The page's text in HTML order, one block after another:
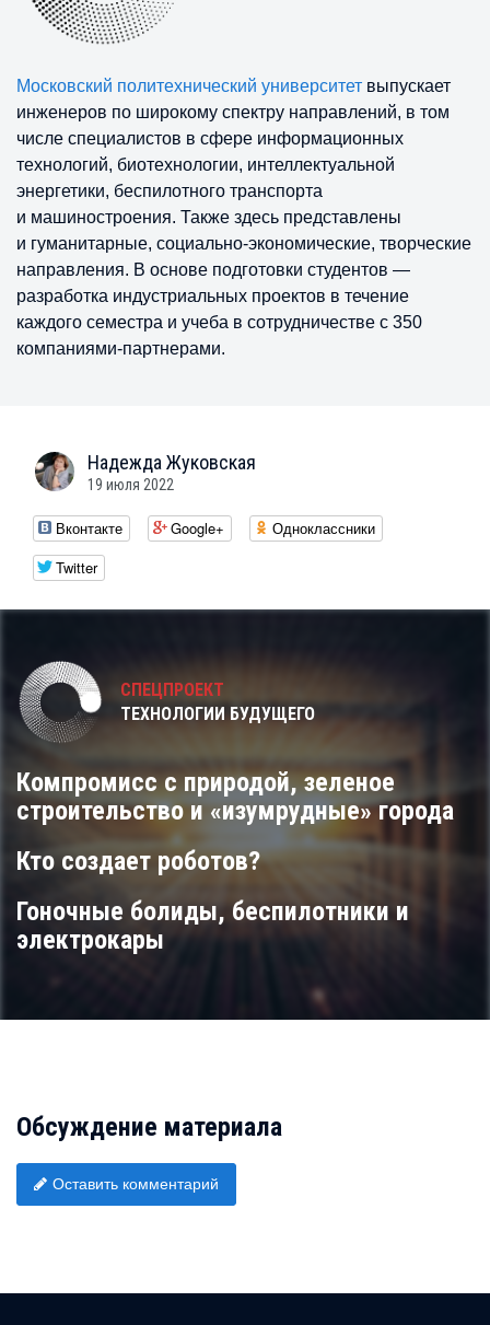
Московский политехнический университет выпускает
инженеров по широкому спектру направлений, в том
числе специалистов в сфере информационных
технологий, биотехнологии, интеллектуальной
энергетики, беспилотного транспорта
и машиностроения. Также здесь представлены
и гуманитарные, социально-экономические, творческие
направления. В основе подготовки студентов —
разработка индустриальных проектов в течение
каждого семестра и учеба в сотрудничестве с 350
компаниями-партнерами.
Надежда Жуковская
19 июля 2022
Вконтакте Google+
Одноклассники
Twitter
СПЕЦПРОЕКТ
ТЕХНОЛОГИИ БУДУЩЕГО
Компромисс с природой, зеленое
строительство и «изумрудные» города
Кто создает роботов?
Гоночные болиды, беспилотники и
электрокары
Обсуждение материала
Оставить комментарий